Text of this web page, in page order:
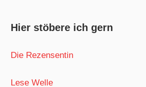
Hier stöbere ich gern
Die Rezensentin
Lese Welle